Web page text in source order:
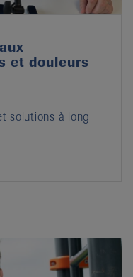
et douleurs
solutions à long